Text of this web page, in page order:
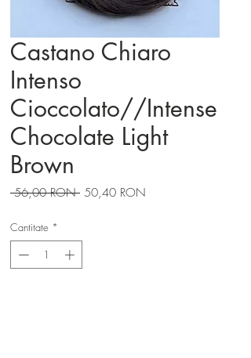
Castano Chiaro
Intenso
Cioccolato//Intense
Chocolate Light
Brown
56,00 RON Preț
50,40 RON
Cantitate *